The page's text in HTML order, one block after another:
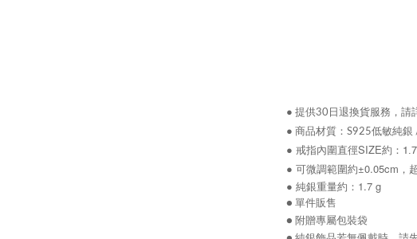
● 提供30日退換貨服務，請
● 商品材質： S925低敏純銀
● 戒指內圍直徑SIZE約：
● 可微調範圍約±0.05cm，
● 純銀重量約：1.7 g
● 單件販售
● 附贈專屬包裝袋